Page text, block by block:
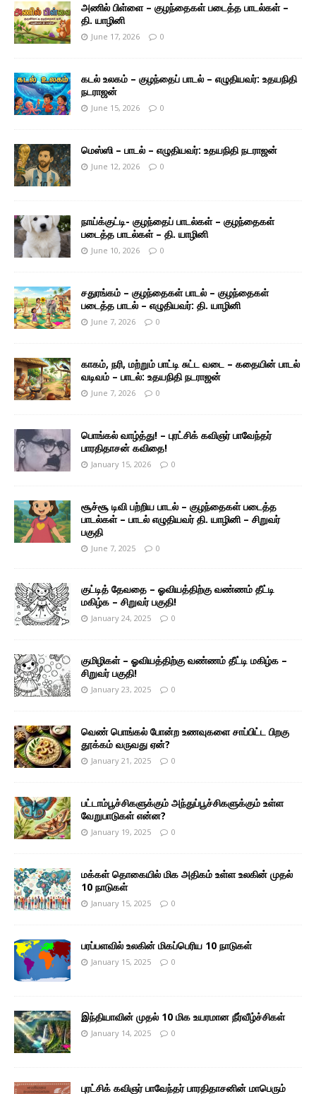
அணில் பிள்ளை – குழந்தைகள் படைத்த பாடல்கள் –
தி. யாழினி
June 17, 2026 0
கடல் உலகம் – குழந்தைப் பாடல் – எழுதியவர்: உதயநிதி
நடராஜன்
June 15, 2026 0
மெஸ்ஸி – பாடல் – எழுதியவர்: உதயநிதி நடராஜன்
June 12, 2026 0
நாய்க்குட்டி- குழந்தைப் பாடல்கள் – குழந்தைகள்
படைத்த பாடல்கள் – தி. யாழினி
June 10, 2026 0
சதுரங்கம் – குழந்தைகள் பாடல் – குழந்தைகள்
படைத்த பாடல் – எழுதியவர்: தி. யாழினி
June 7, 2026 0
காகம், நரி, மற்றும் பாட்டி சுட்ட வடை – கதையின் பாடல்
வடிவம் – பாடல்: உதயநிதி நடராஜன்
June 7, 2026 0
பொங்கல் வாழ்த்து! – புரட்சிக் கவிஞர் பாவேந்தர்
பாரதிதாசன் கவிதை!
January 15, 2026 0
சூச்சூ டிவி பற்றிய பாடல் – குழந்தைகள் படைத்த
பாடல்கள் – பாடல் எழுதியவர் தி. யாழினி – சிறுவர்
பகுதி
June 7, 2025 0
குட்டித் தேவதை – ஓவியத்திற்கு வண்ணம் தீட்டி
மகிழ்க – சிறுவர் பகுதி!
January 24, 2025 0
குமிழிகள் – ஓவியத்திற்கு வண்ணம் தீட்டி மகிழ்க –
சிறுவர் பகுதி!
January 23, 2025 0
வெண் பொங்கல் போன்ற உணவுகளை சாப்பிட்ட பிறகு
தூக்கம் வருவது ஏன்?
January 21, 2025 0
பட்டாம்பூச்சிகளுக்கும் அந்துப்பூச்சிகளுக்கும் உள்ள
வேறுபாடுகள் என்ன?
January 19, 2025 0
மக்கள் தொகையில் மிக அதிகம் உள்ள உலகின் முதல்
10 நாடுகள்
January 15, 2025 0
பரப்பளவில் உலகின் மிகப்பெரிய 10 நாடுகள்
January 15, 2025 0
இந்தியாவின் முதல் 10 மிக உயரமான நீர்வீழ்ச்சிகள்
January 14, 2025 0
புரட்சிக் கவிஞர் பாவேந்தர் பாரதிதாசனின் மாபெரும்